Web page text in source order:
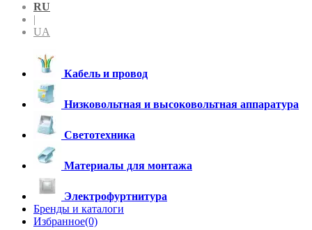
RU
|
UA
Кабель и провод
Низковольтная и высоковольтная аппаратура
Светотехника
Материалы для монтажа
Электрофуртнитура
Бренды и каталоги
Избранное(0)